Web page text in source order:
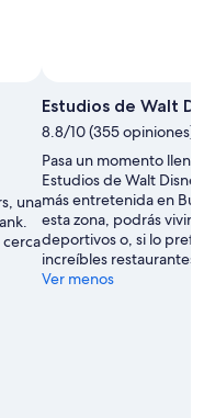
una
cerca
Estudios de Walt
8.8/10 (355 opiniones)
Pasa un momento
Estudios de Walt
más entretenida en
esta zona, podrás vivir
deportivos o, si lo
increíbles restaurantes.
Ver menos